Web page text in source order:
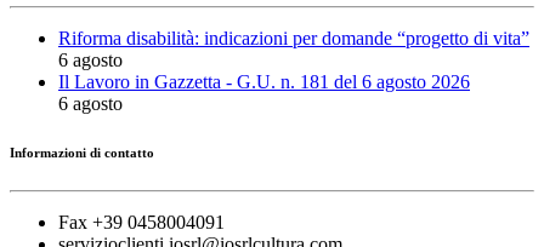
Riforma disabilità: indicazioni per domande “progetto di vita”
6 agosto
Il Lavoro in Gazzetta - G.U. n. 181 del 6 agosto 2026
6 agosto
Informazioni di contatto
Fax +39 0458004091